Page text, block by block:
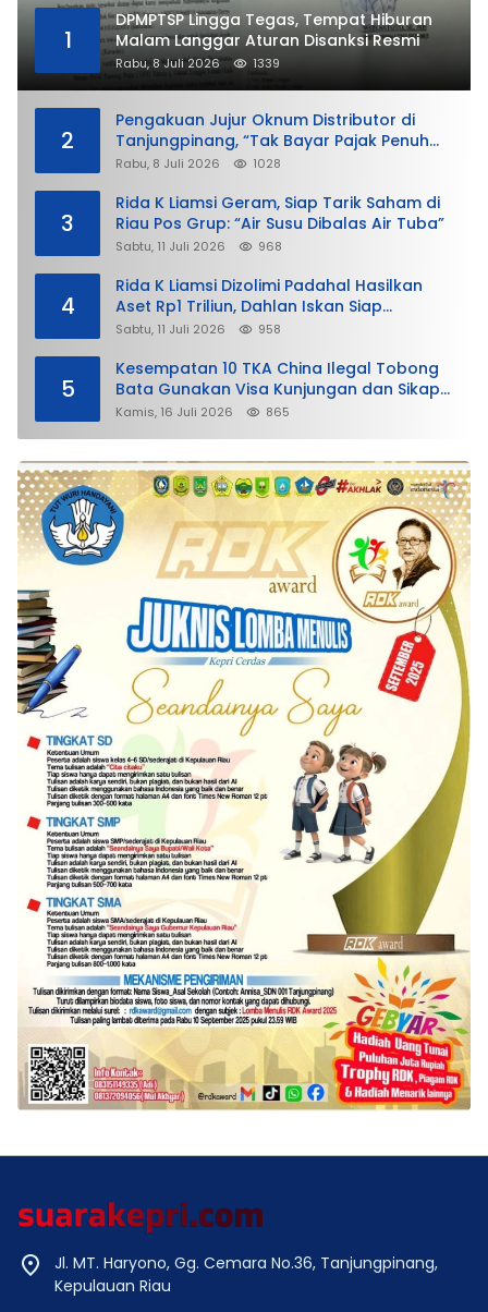
1
DPMPTSP Lingga Tegas, Tempat Hiburan
Malam Langgar Aturan Disanksi Resmi
Rabu, 8 Juli 2026 1339
2
Pengakuan Jujur Oknum Distributor di
Tanjungpinang, “Tak Bayar Pajak Penuh
demi Untung”
Rabu, 8 Juli 2026 1028
3
Rida K Liamsi Geram, Siap Tarik Saham di
Riau Pos Grup: “Air Susu Dibalas Air Tuba”
Sabtu, 11 Juli 2026 968
4
Rida K Liamsi Dizolimi Padahal Hasilkan
Aset Rp1 Triliun, Dahlan Iskan Siap
Membela
Sabtu, 11 Juli 2026 958
5
Kesempatan 10 TKA China Ilegal Tobong
Bata Gunakan Visa Kunjungan dan Sikap
Lunak Ditjen Imigrasi Kepri?
Kamis, 16 Juli 2026 865
Jl. MT. Haryono, Gg. Cemara No.36, Tanjungpinang,
Kepulauan Riau